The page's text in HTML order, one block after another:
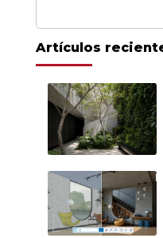
Artículos